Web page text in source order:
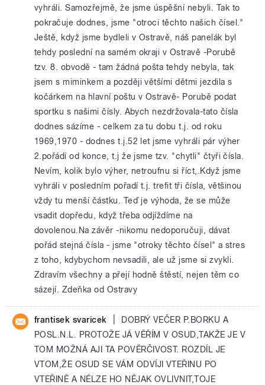
vyhráli. Samozřejmě, že jsme úspěšní nebyli. Tak to
pokračuje dodnes, jsme "otroci těchto našich čísel."
Ještě, když jsme bydleli v Ostravě, náš panelák byl
tehdy poslední na samém okraji v Ostravě -Porubě
tzv. 8. obvodě - tam žádná pošta tehdy nebyla, tak
jsem s miminkem a později většími dětmi jezdila s
kočárkem na hlavní poštu v Ostravě- Porubě podat
sportku s našimi čísly. Abych nezdržovala-tato čísla
dodnes sázíme - celkem za tu dobu t.j. od roku
1969,1970 - dodnes t.j.52 let jsme vyhráli pár výher
2.pořádí od konce, t.j že jsme tzv. "chytli" čtyři čísla.
Nevím, kolik bylo výher, netroufnu si říct,.Když jsme
vyhráli v posledním pořadí t.j. trefit tři čísla, většinou
vždy tu menší částku. Teď je výhoda, že se může
vsadit dopředu, když třeba odjíždíme na
dovolenou.Na závěr -nikomu nedoporučuji, dávat
pořád stejná čísla - jsme "otroky těchto čísel" a stres
z toho, kdybychom nevsadili, ale už jsme si zvykli.
Zdravím všechny a přejí hodně štěstí, nejen těm co
sázejí. Zdeňka od Ostravy
frantisek svaricek
DOBRÝ VEČER P.BORKU A
POSL.N.L. PROTOŽE JÁ VĚŘÍM V OSUD,TAKŽE JE V
TOM MOŽNÁ AJI TA POVĚRČIVOST. ROZDÍL JE
VTOM,ŽE OSUD SE VÁM ODVÍJI VTEŘINU PO
VTEŘINĚ A NÉLZE HO NĚJAK OVLIVNIT,TOJE